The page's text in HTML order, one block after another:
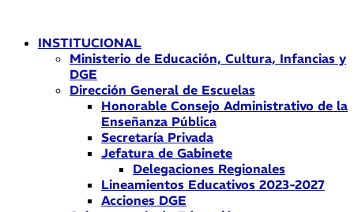
contenidoINSTITUCIONAL
Ministerio de Educación, Cultura, Infancias y
DGE
Dirección General de Escuelas
Honorable Consejo Administrativo de la
Enseñanza Pública
Secretaría Privada
Jefatura de Gabinete
Delegaciones Regionales
Lineamientos Educativos 2023-2027
Acciones DGE